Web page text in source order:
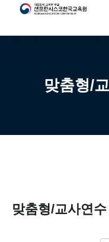
맞춤형/
맞춤형/교사연